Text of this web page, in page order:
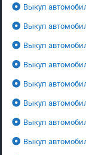
Выкуп
Выкуп
Выкуп
Выкуп
Выкуп
Выкуп
Выкуп
Выкуп